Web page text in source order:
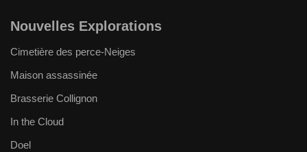
Nouvelles Explorations
Cimetière des perce-Neiges
Maison assassinée
Brasserie Collignon
In the Cloud
Doel